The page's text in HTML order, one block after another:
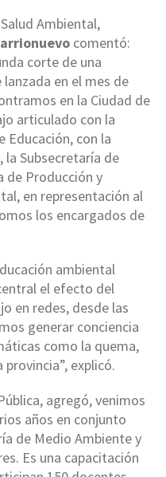
Ambiental,
comentó:
corte de una
en el mes de
en la Ciudad de
articulado con la
Educación, con la
la Subsecretaría de
de Producción y
en representación al
los encargados de
ambiental
el efecto del
en redes, desde las
generar conciencia
como la quema,
explicó.
agregó, venimos
años en conjunto
de Medio Ambiente y
Es una capacitación